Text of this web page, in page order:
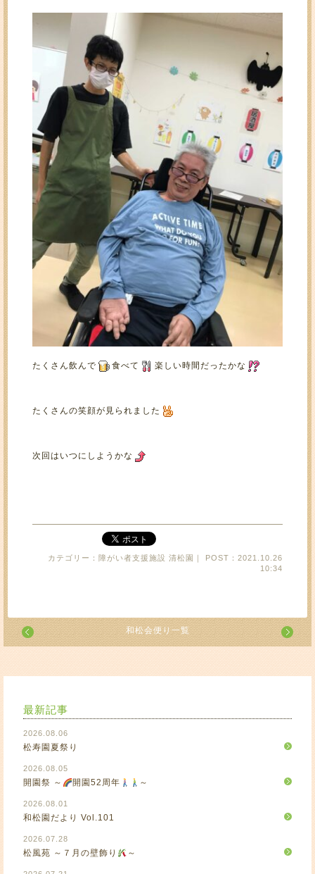
たくさん飲んで 食べて 楽しい時間だったかな
たくさんの笑顔が見られました
次回はいつにしようかな
カテゴリー：障がい者支援施設 清松園｜ POST：2021.10.26
10:34
和松会便り一覧
最新記事
2026.08.06
松寿園夏祭り
2026.08.05
開園祭 ～ 開園52周年 ～
2026.08.01
和松園だより Vol.101
2026.07.28
松風苑 ～７月の壁飾り ～